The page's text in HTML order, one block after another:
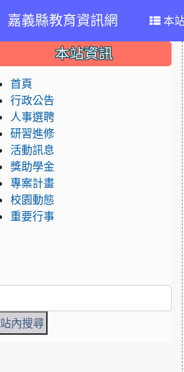
嘉義縣教育資訊網 本
本站資訊
首頁
行政公告
人事選聘
研習進修
活動訊息
獎助學金
專案計畫
校園動態
重要行事